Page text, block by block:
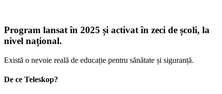
Program lansat în 2025 și activat în zeci de școli, la
nivel național.
Există o nevoie reală de educație pentru sănătate și siguranță.
De ce Teleskop?